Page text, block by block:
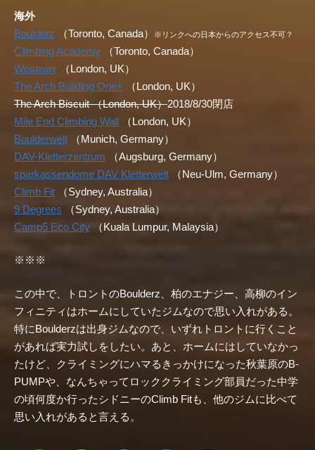
海外
Boulderz （Toronto, Canada） ※リンクへの日本からのアクセス不可？
Climbing Academy （Toronto, Canada）
Westway （London, UK）
The Arch Building One+ （London, UK）
The Arch Biscuit （London, UK）2018/8/30閉店
Mile End Climbing Wall （London, UK）
Boulderwelt （Munich, Germany）
DAV-Kletterzentrum （Augsburg, Germany）
sparkassendome DAV Kletterwelt （Neu-Ulm, Germany）
Climb Fit （Sydney, Australia）
9 Degrees （Sydney, Australia）
Camp5 Eco City （Kuala Lumpur, Malaysia）
※※※
この中で、トロントのBoulderz、柏のエナジー、高柳のイン
フィニティはホームにしていたジムなので思い入れがある。
特にBoulderzは出身ジムなので、いずれトロントに行くこと
があれば実力試しをしたい。あと、ホームにはしていなかっ
たけど、クライミングにハマるきっかけになった秋葉原のB-
PUMPや、なんちゃってロッククライミング部員だった中学
の頃何度か行ったシドニーのClimb Fitも、他のジムに比べて
思い入れがあると言える。